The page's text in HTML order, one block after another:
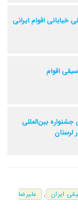
اقوام ایرانی
اقوام
جشنواره بین‌المللی
لرستان
ایران ,
علیرضا